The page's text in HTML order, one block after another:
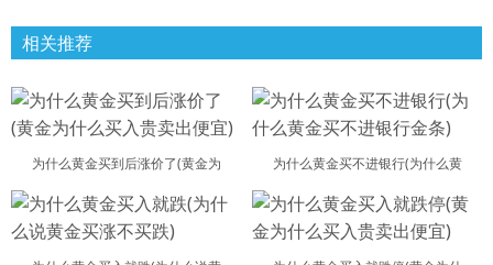
相关推荐
为什么黄金买到后涨价了(黄金为 为什么黄金买不进银行(为什么黄